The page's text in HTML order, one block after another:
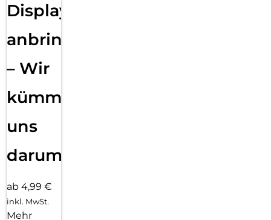
Displayfolie
anbringen
– Wir
kümmern
uns
darum!
ab 4,99 €
inkl. MwSt.
Mehr